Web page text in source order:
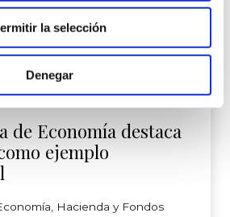
la selección
Denegar
de Economía destaca
ejemplo
Hacienda y Fondos